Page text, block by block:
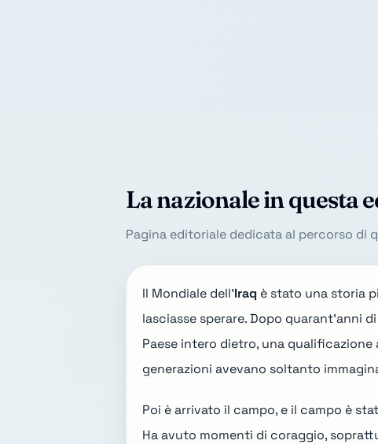
La nazionale in questa
Pagina editoriale dedicata al percorso di
Il Mondiale dell'Iraq è stato una storia
lasciasse sperare. Dopo quarant'anni
Paese intero dietro, una
generazioni avevano soltanto
Poi è arrivato il campo, e il campo è
Ha avuto momenti di coraggio,